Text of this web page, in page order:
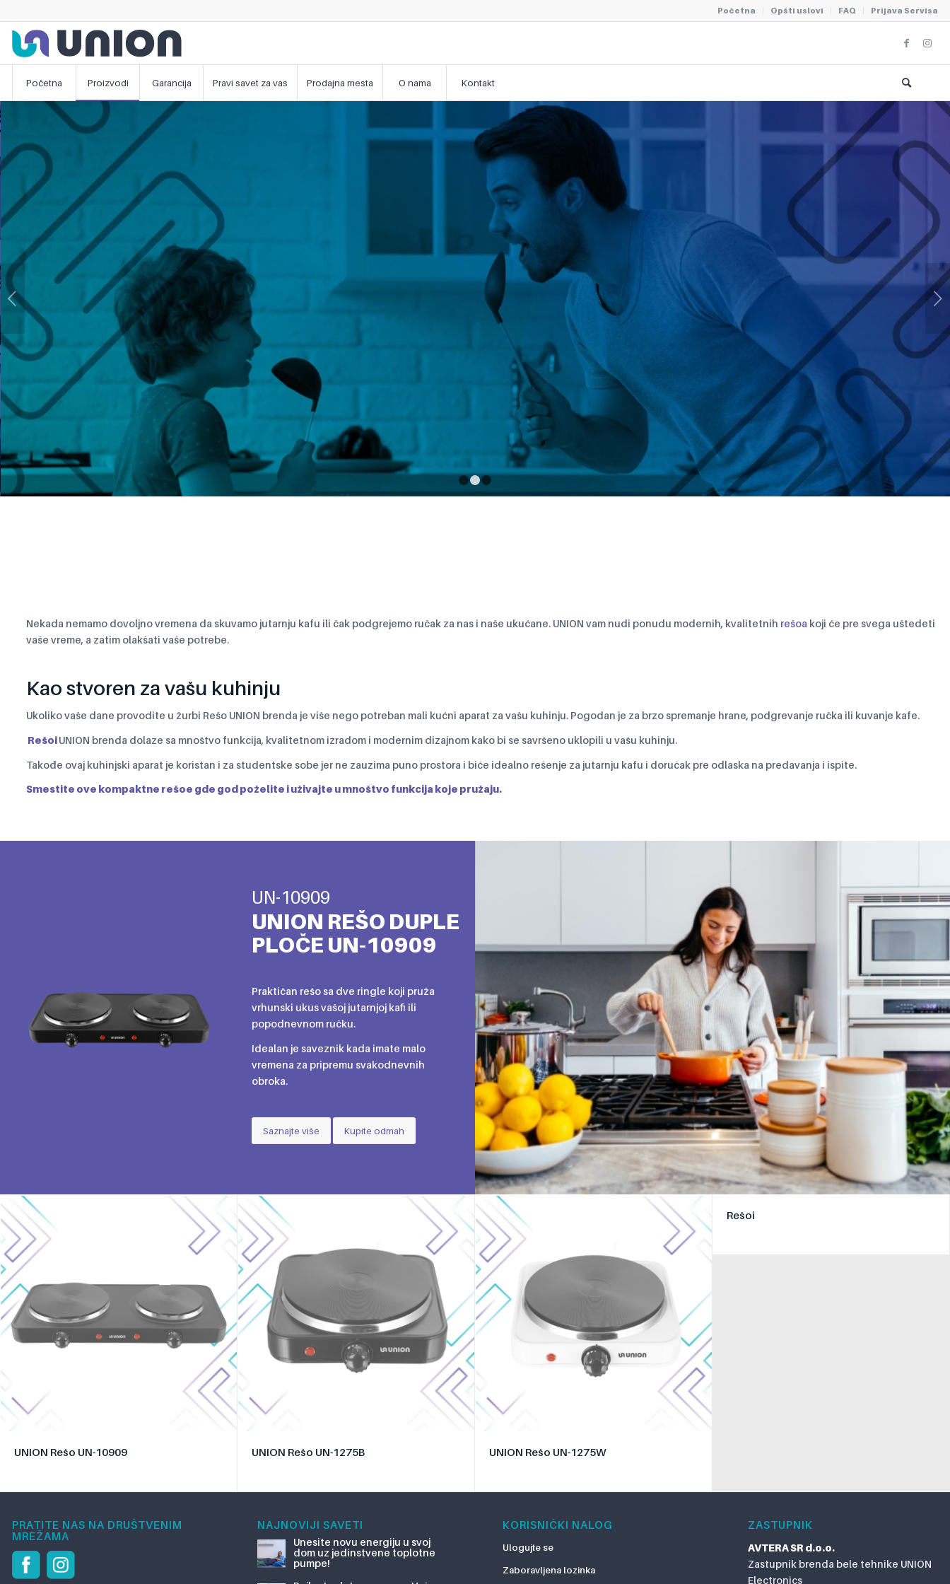
Početna Opšti uslovi FAQ Prijava Servisa
Početna Proizvodi Garancija Pravi savet za vas Prodajna mesta O nama Kontakt
Neka kuvanje bude zabava
Napravite velike uspomene uz UNION rešoe u vašoj kuhinji.
Next
Nekada nemamo dovoljno vremena da skuvamo jutarnju kafu ili čak podgrejemo ručak za nas i naše ukućane. UNION vam nudi ponudu modernih, kvalitetnih rešoa koji će pre svega uštedeti
vaše vreme, a zatim olakšati vaše potrebe.
Kao stvoren za vašu kuhinju
Ukoliko vaše dane provodite u žurbi Rešo UNION brenda je više nego potreban mali kućni aparat za vašu kuhinju. Pogodan je za brzo spremanje hrane, podgrevanje ručka ili kuvanje kafe.
RešoiUNION brenda dolaze sa mnoštvo funkcija, kvalitetnom izradom i modernim dizajnom kako bi se savršeno uklopili u vašu kuhinju.
Takođe ovaj kuhinjski aparat je koristan i za studentske sobe jer ne zauzima puno prostora i biće idealno rešenje za jutarnju kafu i doručak pre odlaska na predavanja i ispite.
Smestite ove kompaktne rešoe gde god poželite i uživajte u mnoštvo funkcija koje pružaju.
UN-10909
UNION REŠO DUPLE
PLOČE UN-10909
Praktičan rešo sa dve ringle koji pruža
vrhunski ukus vašoj jutarnjoj kafi ili
popodnevnom ručku.
Idealan je saveznik kada imate malo
vremena za pripremu svakodnevnih
obroka.
Saznajte više Kupite odmah
UNION Rešo UN-10909 UNION Rešo UN-1275B UNION Rešo UN-1275W
Rešoi
PRATITE NAS NA DRUŠTVENIM
MREŽAMA
NAJNOVIJI SAVETI
Unesite novu energiju u svoj
dom uz jedinstvene toplotne
pumpe!
KORISNIČKI NALOG
Ulogujte se
Zaboravljena lozinka
ZASTUPNIK
AVTERA SR d.o.o.
Zastupnik brenda bele tehnike UNION
Electronics